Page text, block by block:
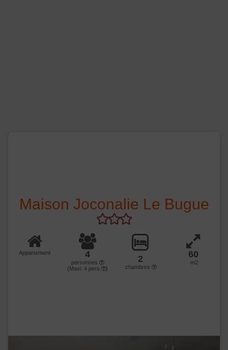
Maison Joconalie Le Bugue
Appartement 4
personnes
(Maxi: 4 pers. )
2
chambres
60
m2